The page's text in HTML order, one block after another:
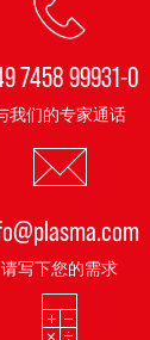
7458 99931-0
我们的专家通话
请写下您的需求